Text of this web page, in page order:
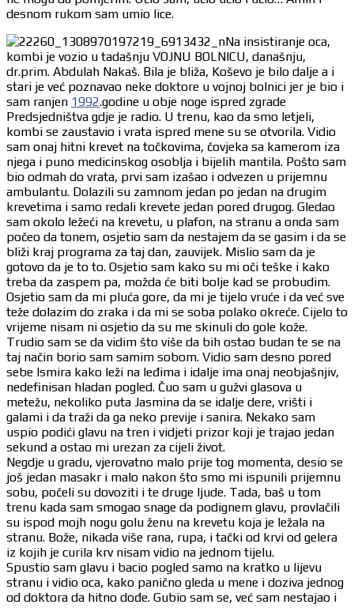
desnom rukom sam umio lice.
Na insistiranje oca,
kombi je vozio u tadašnju VOJNU BOLNICU, današnju,
dr.prim. Abdulah Nakaš. Bila je bliža, Koševo je bilo dalje a i
stari je već poznavao neke doktore u vojnoj bolnici jer je bio i
sam ranjen 1992.godine u obje noge ispred zgrade
Predsjedništva gdje je radio. U trenu, kao da smo letjeli,
kombi se zaustavio i vrata ispred mene su se otvorila. Vidio
sam onaj hitni krevet na točkovima, čovjeka sa kamerom iza
njega i puno medicinskog osoblja i bijelih mantila. Pošto sam
bio odmah do vrata, prvi sam izašao i odvezen u prijemnu
ambulantu. Dolazili su zamnom jedan po jedan na drugim
krevetima i samo redali krevete jedan pored drugog. Gledao
sam okolo ležeći na krevetu, u plafon, na stranu a onda sam
počeo da tonem, osjetio sam da nestajem da se gasim i da se
bliži kraj programa za taj dan, zauvijek. Mislio sam da je
gotovo da je to to. Osjetio sam kako su mi oči teške i kako
treba da zaspem pa, možda će biti bolje kad se probudim.
Osjetio sam da mi pluća gore, da mi je tijelo vruće i da već sve
teže dolazim do zraka i da mi se soba polako okreće. Cijelo to
vrijeme nisam ni osjetio da su me skinuli do gole kože.
Trudio sam se da vidim što više da bih ostao budan te se na
taj način borio sam samim sobom. Vidio sam desno pored
sebe Ismira kako leži na leđima i idalje ima onaj neobjašnjiv,
nedefinisan hladan pogled. Čuo sam u gužvi glasova u
metežu, nekoliko puta Jasmina da se idalje dere, vrišti i
galami i da traži da ga neko previje i sanira. Nekako sam
uspio podići glavu na tren i vidjeti prizor koji je trajao jedan
sekund a ostao mi urezan za cijeli život.
Negdje u gradu, vjerovatno malo prije tog momenta, desio se
još jedan masakr i malo nakon što smo mi ispunili prijemnu
sobu, počeli su dovoziti i te druge ljude. Tada, baš u tom
trenu kada sam smogao snage da podignem glavu, provlačili
su ispod mojh nogu golu ženu na krevetu koja je ležala na
stranu. Bože, nikada više rana, rupa, i tački od krvi od gelera
iz kojih je curila krv nisam vidio na jednom tijelu.
Spustio sam glavu i bacio pogled samo na kratko u lijevu
stranu i vidio oca, kako panično gleda u mene i doziva jednog
od doktora da hitno dođe. Gubio sam se, već sam nestajao i